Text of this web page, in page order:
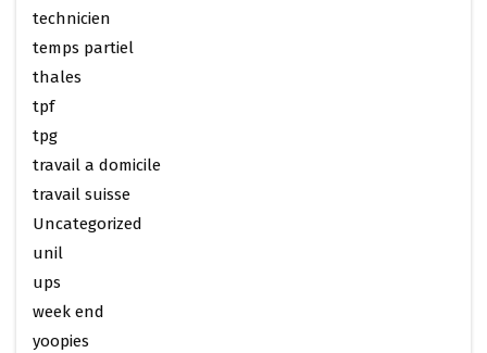
technicien
temps partiel
thales
tpf
tpg
travail a domicile
travail suisse
Uncategorized
unil
ups
week end
yoopies